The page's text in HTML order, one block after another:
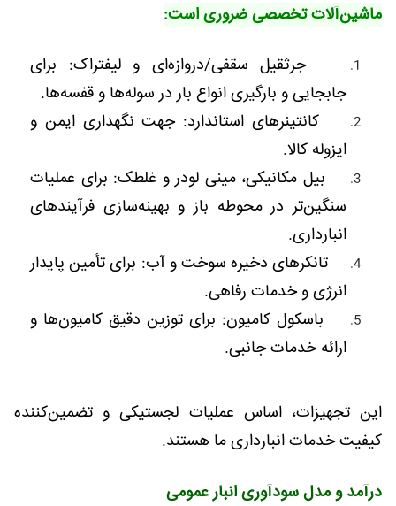
ماشین‌آلات تخصصی ضروری است:
جرثقیل سقفی/دروازه‌ای و لیفتراک: برای
جابجایی و بارگیری انواع بار در سوله‌ها و قفسه‌ها.
کانتینرهای استاندارد: جهت نگهداری ایمن و
ایزوله کالا.
بیل مکانیکی، مینی لودر و غلطک: برای عملیات
سنگین‌تر در محوطه باز و بهینه‌سازی فرآیندهای
انبارداری.
تانکرهای ذخیره سوخت و آب: برای تأمین پایدار
انرژی و خدمات رفاهی.
باسکول کامیون: برای توزین دقیق کامیون‌ها و
ارائه خدمات جانبی.
این تجهیزات، اساس عملیات لجستیکی و تضمین‌کننده
کیفیت خدمات انبارداری ما هستند.
درآمد و مدل سودآوری انبار عمومی